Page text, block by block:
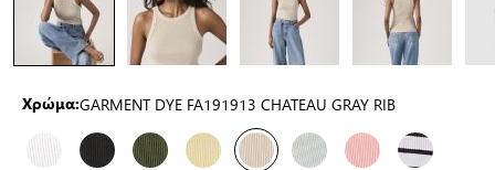
Χρώμα:GARMENT DYE FA191913 CHATEAU GRAY RIB